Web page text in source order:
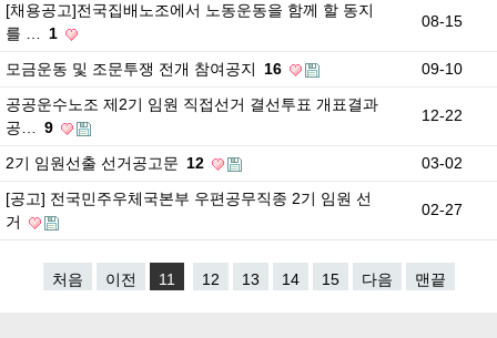
[채용공고]전국집배노조에서 노동운동을 함께 할 동지
를 … 1
08-15
모금운동 및 조문투쟁 전개 참여공지 16
09-10
공공운수노조 제2기 임원 직접선거 결선투표 개표결과
공… 9
12-22
2기 임원선출 선거공고문 12
03-02
[공고] 전국민주우체국본부 우편공무직종 2기 임원 선
거
02-27
처음 이전 11 12 13 14 15 다음 맨끝